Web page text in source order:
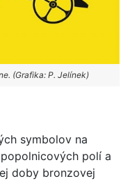
(Grafika: P. Jelínek)
symbolov na
polí a
doby bronzovej